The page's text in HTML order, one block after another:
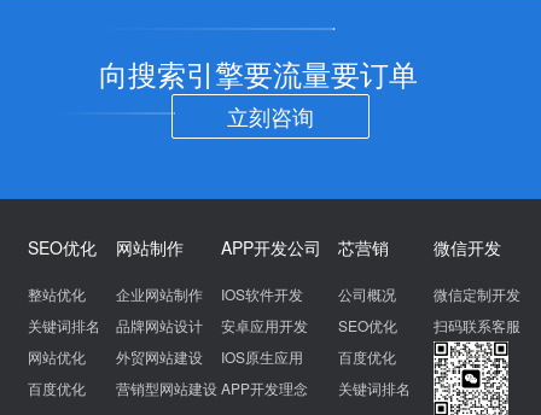
向搜索引擎要流量要订单
立刻咨询
SEO优化
整站优化
关键词排名
网站优化
百度优化
网站制作
企业网站制作
品牌网站设计
外贸网站建设
营销型网站建设
APP开发公司
IOS软件开发
安卓应用开发
IOS原生应用
APP开发理念
芯营销
公司概况
SEO优化
百度优化
关键词排名
微信开发
微信定制开发
扫码联系客服